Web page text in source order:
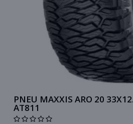
PNEU MAXXIS ARO 20
AT811